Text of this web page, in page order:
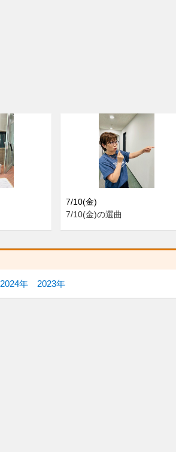
7/10(金)
7/10(金)の選曲
2024年 2023年